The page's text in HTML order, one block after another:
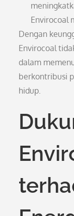
Envirocoal
Dengan
Envirocoal
dalam
berkontribusi
hidup.